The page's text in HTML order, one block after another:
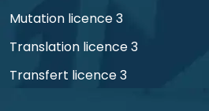
Mutation licence 3
Translation licence 3
Transfert licence 3